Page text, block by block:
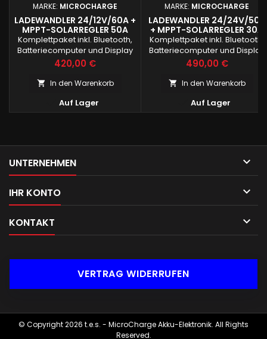
MARKE: MICROCHARGE
LADEWANDLER 24/12V/60A +
MPPT-SOLARREGLER 50A
Komplettpaket inkl. Bluetooth,
Batteriecomputer und Display
Preis
420,00 €
 In den Warenkorb
Auf Lager
MARKE: MICROCHARGE
LADEWANDLER 24/24V/50A
+ MPPT-SOLARREGLER 30A
Komplettpaket inkl. Bluetooth,
Batteriecomputer und Display
Preis
490,00 €
 In den Warenkorb
Auf Lager
UNTERNEHMEN 
IHR KONTO 
KONTAKT 
VERTRAG WIDERRUFEN
© Copyright 2026 t.e.s. - MicroCharge Akku-Elektronik. All Rights
Reserved.